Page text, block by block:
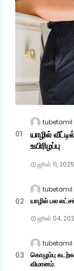
tubetamil
யாழில்
உயிரிழப்பு
ஜூன் 11, 2025
tubetamil
யாழில் பல
ஜூன் 04,
tubetamil
கொழும்பு
விமானம்.